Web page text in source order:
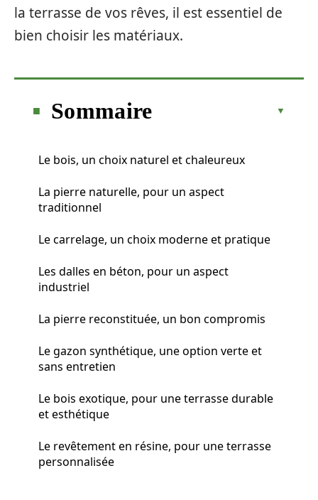
la terrasse de vos rêves, il est essentiel de
bien choisir les matériaux.
Sommaire
Le bois, un choix naturel et chaleureux
La pierre naturelle, pour un aspect
traditionnel
Le carrelage, un choix moderne et pratique
Les dalles en béton, pour un aspect
industriel
La pierre reconstituée, un bon compromis
Le gazon synthétique, une option verte et
sans entretien
Le bois exotique, pour une terrasse durable
et esthétique
Le revêtement en résine, pour une terrasse
personnalisée